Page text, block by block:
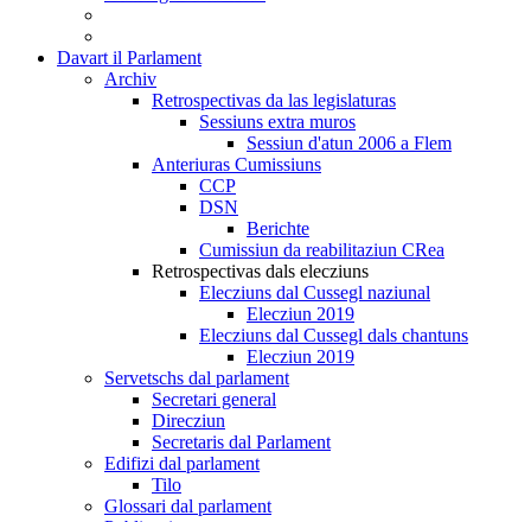
Davart il Parlament
Archiv
Retrospectivas da las legislaturas
Sessiuns extra muros
Sessiun d'atun 2006 a Flem
Anteriuras Cumissiuns
CCP
DSN
Berichte
Cumissiun da reabilitaziun CRea
Retrospectivas dals elecziuns
Elecziuns dal Cussegl naziunal
Elecziun 2019
Elecziuns dal Cussegl dals chantuns
Elecziun 2019
Servetschs dal parlament
Secretari general
Direcziun
Secretaris dal Parlament
Edifizi dal parlament
Tilo
Glossari dal parlament